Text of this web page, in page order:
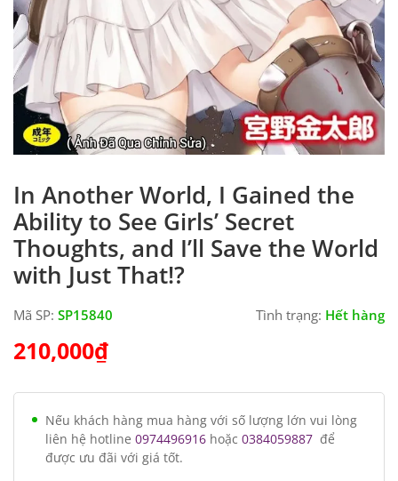
In Another World, I Gained the
Ability to See Girls’ Secret
Thoughts, and I’ll Save the World
with Just That!?
Mã SP: SP15840 Tình trạng: Hết hàng
210,000₫
Nếu khách hàng mua hàng với số lượng lớn vui lòng
liên hệ hotline 0974496916 hoặc 0384059887 để
được ưu đãi với giá tốt.